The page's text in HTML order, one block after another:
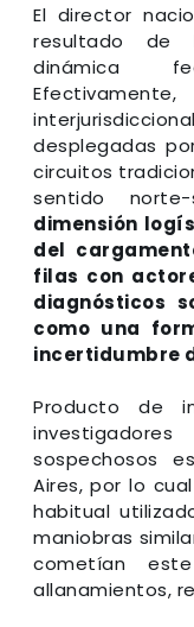
El director
resultado de
dinámica
desplegadas
circuitos
sentido
dimensión
del
filas con
diagnósticos
como una
incertidumbre
Producto de
sospechosos
Aires, por lo
habitual
maniobras
cometían
allanamientos,